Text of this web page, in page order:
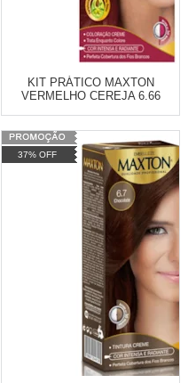
KIT PRÁTICO MAXTON
VERMELHO CEREJA 6.66
Varejo: R$ 4.050,70
Atacado: R$ 2.550,90 (Apenas
Revendedor)
R$ 255,09
CREME
COMPRAR
37% OFF